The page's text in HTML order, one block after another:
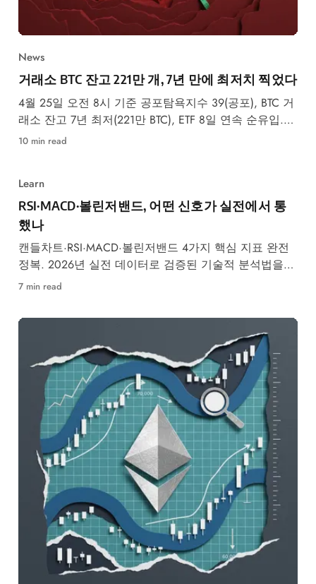
News
거래소 BTC 잔고 221만 개, 7년 만에 최저치 찍었다
4월 25일 오전 8시 기준 공포탐욕지수 39(공포), BTC 거
래소 잔고 7년 최저(221만 BTC), ETF 8일 연속 순유입.
업비트 SKR +29%, API3 +24% 급등.
10 min read
Learn
RSI·MACD·볼린저밴드, 어떤 신호가 실전에서 통
했나
캔들차트·RSI·MACD·볼린저밴드 4가지 핵심 지표 완전
정복. 2026년 실전 데이터로 검증된 기술적 분석법을
초보자도 쉽게 이해할 수 있도록 정리했습니다.
7 min read